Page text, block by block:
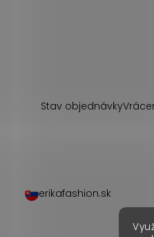
p
Stav objednávky
erikafashion.sk